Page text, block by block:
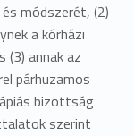
módszerét, (2)
a kórházi
(3) annak az
párhuzamos
bizottság
szerint